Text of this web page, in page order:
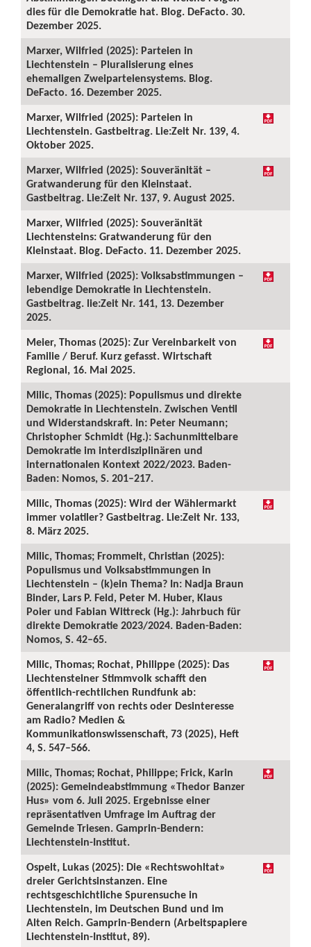
dies für die Demokratie hat. Blog. DeFacto. 30.
Dezember 2025.
Marxer, Wilfried (2025): Parteien in
Liechtenstein – Pluralisierung eines
ehemaligen Zweiparteiensystems. Blog.
DeFacto. 16. Dezember 2025.
Marxer, Wilfried (2025): Parteien in
Liechtenstein. Gastbeitrag. Lie:Zeit Nr. 139, 4.
Oktober 2025.
Marxer, Wilfried (2025): Souveränität –
Gratwanderung für den Kleinstaat.
Gastbeitrag. Lie:Zeit Nr. 137, 9. August 2025.
Marxer, Wilfried (2025): Souveränität
Liechtensteins: Gratwanderung für den
Kleinstaat. Blog. DeFacto. 11. Dezember 2025.
Marxer, Wilfried (2025): Volksabstimmungen –
lebendige Demokratie in Liechtenstein.
Gastbeitrag. lie:Zeit Nr. 141, 13. Dezember
2025.
Meier, Thomas (2025): Zur Vereinbarkeit von
Familie / Beruf. Kurz gefasst. Wirtschaft
Regional, 16. Mai 2025.
Milic, Thomas (2025): Populismus und direkte
Demokratie in Liechtenstein. Zwischen Ventil
und Widerstandskraft. In: Peter Neumann;
Christopher Schmidt (Hg.): Sachunmittelbare
Demokratie im interdisziplinären und
internationalen Kontext 2022/2023. Baden-
Baden: Nomos, S. 201–217.
Milic, Thomas (2025): Wird der Wählermarkt
immer volatiler? Gastbeitrag. Lie:Zeit Nr. 133,
8. März 2025.
Milic, Thomas; Frommelt, Christian (2025):
Populismus und Volksabstimmungen in
Liechtenstein – (k)ein Thema? In: Nadja Braun
Binder, Lars P. Feld, Peter M. Huber, Klaus
Poier und Fabian Wittreck (Hg.): Jahrbuch für
direkte Demokratie 2023/2024. Baden-Baden:
Nomos, S. 42–65.
Milic, Thomas; Rochat, Philippe (2025): Das
Liechtensteiner Stimmvolk schafft den
öffentlich-rechtlichen Rundfunk ab:
Generalangriff von rechts oder Desinteresse
am Radio? Medien &
Kommunikationswissenschaft, 73 (2025), Heft
4, S. 547–566.
Milic, Thomas; Rochat, Philippe; Frick, Karin
(2025): Gemeindeabstimmung «Thedor Banzer
Hus» vom 6. Juli 2025. Ergebnisse einer
repräsentativen Umfrage im Auftrag der
Gemeinde Triesen. Gamprin-Bendern:
Liechtenstein-Institut.
Ospelt, Lukas (2025): Die «Rechtswohltat»
dreier Gerichtsinstanzen. Eine
rechtsgeschichtliche Spurensuche in
Liechtenstein, im Deutschen Bund und im
Alten Reich. Gamprin-Bendern (Arbeitspapiere
Liechtenstein-Institut, 89).